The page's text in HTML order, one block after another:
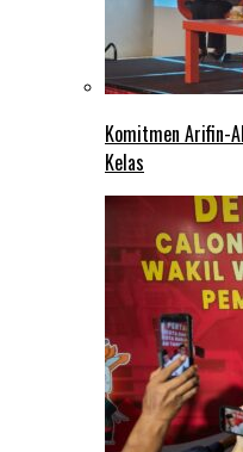
Komitmen Arifin-
Kelas